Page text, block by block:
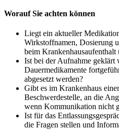
Worauf Sie achten können
Liegt ein aktueller
Wirkstoffnamen, Dosierung
beim Krankenhausaufenthalt
Ist bei der Aufnahme geklärt
Dauermedikamente
abgesetzt werden?
Gibt es im Krankenhaus
Beschwerdestelle, an die
wenn Kommunikation nicht
Ist für das
die Fragen stellen und